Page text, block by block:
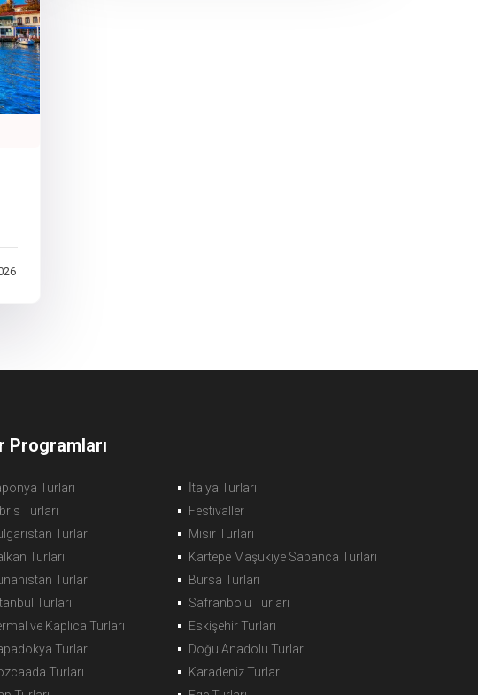
Programları
Turları
İtalya Turları
Turları
Festivaller
Turları
Mısır Turları
Turları
Kartepe Maşukiye Sapanca Turları
Turları
Bursa Turları
Turları
Safranbolu Turları
ve Kaplıca Turları
Eskişehir Turları
Turları
Doğu Anadolu Turları
Turları
Karadeniz Turları